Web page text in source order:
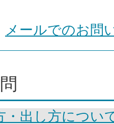
メールでのお問
・出し方につい